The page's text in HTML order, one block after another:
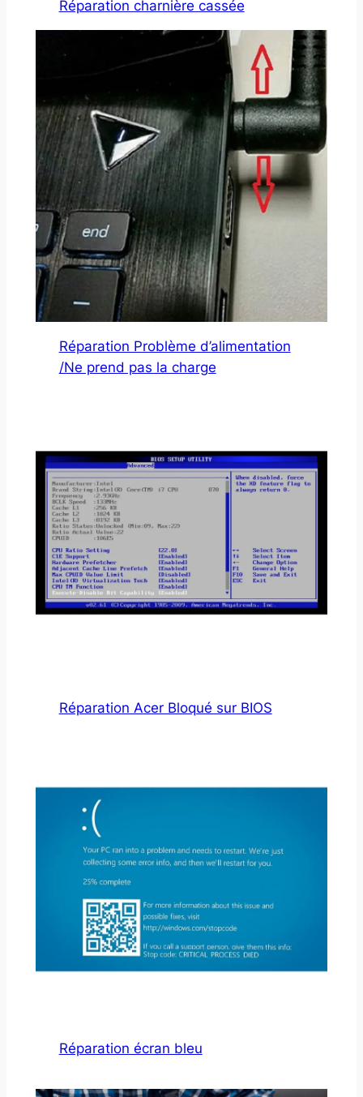
Réparation charnière cassée
Réparation Problème d’alimentation
/Ne prend pas la charge
Réparation Acer Bloqué sur BIOS
Réparation écran bleu